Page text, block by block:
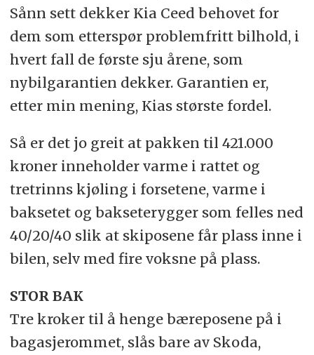
Sånn sett dekker Kia Ceed behovet for
dem som etterspør problemfritt bilhold, i
hvert fall de første sju årene, som
nybilgarantien dekker. Garantien er,
etter min mening, Kias største fordel.
Så er det jo greit at pakken til 421.000
kroner inneholder varme i rattet og
tretrinns kjøling i forsetene, varme i
baksetet og bakseterygger som felles ned
40/20/40 slik at skiposene får plass inne i
bilen, selv med fire voksne på plass.
STOR BAK
Tre kroker til å henge bæreposene på i
bagasjerommet, slås bare av Skoda,